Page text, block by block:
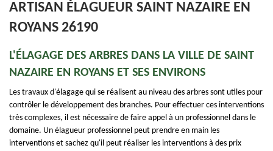
ARTISAN ÉLAGUEUR SAINT NAZAIRE EN
ROYANS 26190
L'ÉLAGAGE DES ARBRES DANS LA VILLE DE SAINT
NAZAIRE EN ROYANS ET SES ENVIRONS
Les travaux d'élagage qui se réalisent au niveau des arbres sont utiles pour
contrôler le développement des branches. Pour effectuer ces interventions
très complexes, il est nécessaire de faire appel à un professionnel dans le
domaine. Un élagueur professionnel peut prendre en main les
interventions et sachez qu'il peut réaliser les interventions à des prix